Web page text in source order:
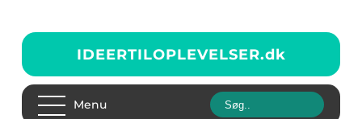
IDEERTILOPLEVELSER.dk
Menu